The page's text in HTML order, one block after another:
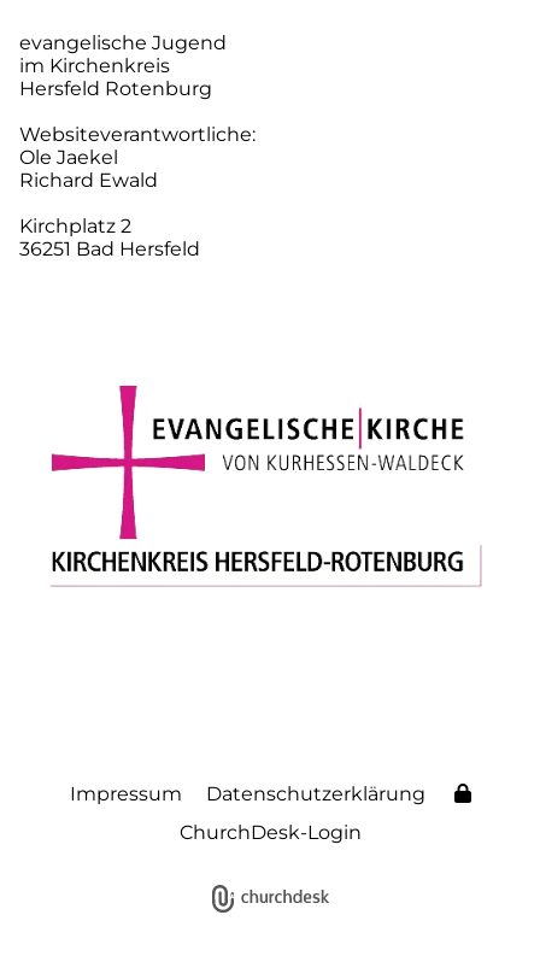
evangelische Jugend
im Kirchenkreis
Hersfeld Rotenburg
Websiteverantwortliche:
Ole Jaekel
Richard Ewald
Kirchplatz 2
36251 Bad Hersfeld
Impressum
Datenschutzerklärung
ChurchDesk-Login